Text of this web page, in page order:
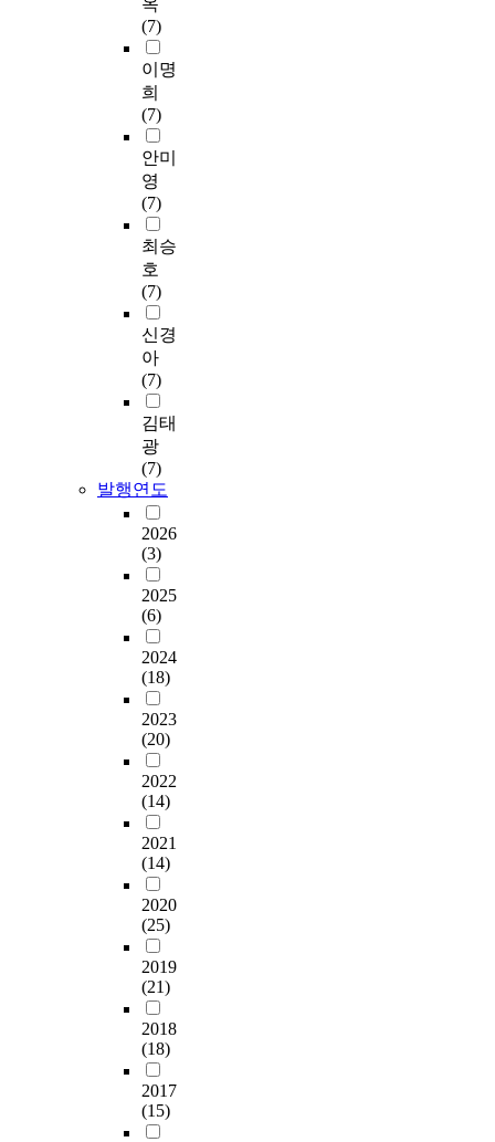
옥
(7)
이명
희
(7)
안미
영
(7)
최승
호
(7)
신경
아
(7)
김태
광
(7)
발행연도
2026
(3)
2025
(6)
2024
(18)
2023
(20)
2022
(14)
2021
(14)
2020
(25)
2019
(21)
2018
(18)
2017
(15)